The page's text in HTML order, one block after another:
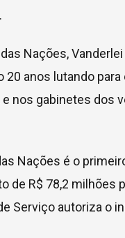
Nações,
20 anos lutando
nos gabinetes dos
Nações é o
de R$ 78,2 milhões
Serviço autoriza o